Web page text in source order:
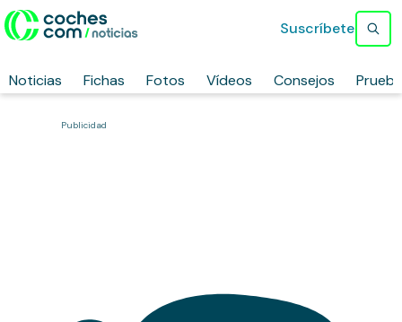
Noticias Fichas Fotos Vídeos Consejos
Suscríbete
Publicidad